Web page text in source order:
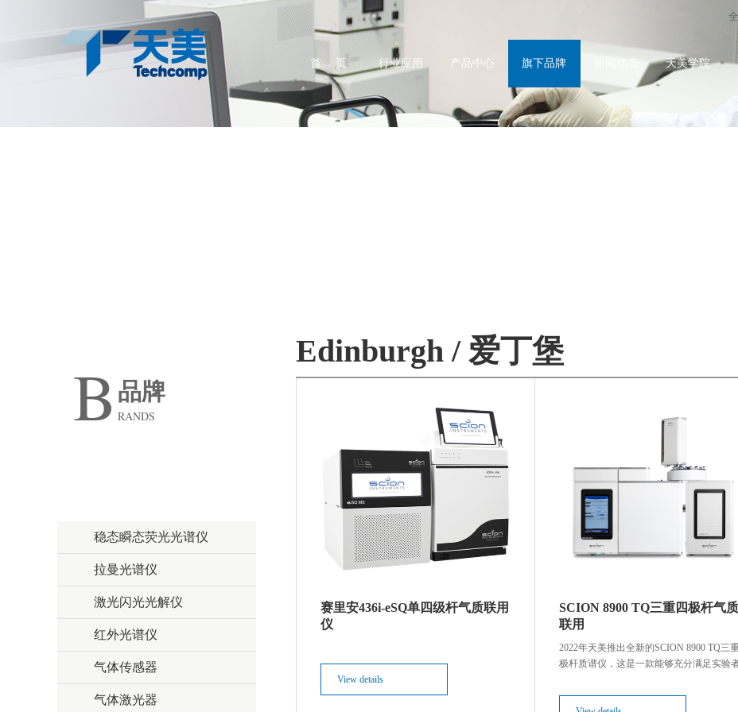
需要到您的邮箱完成验证才可登录
Scion
Edinburgh
Froilabo
首 页 行业应用 产品中心 旗下品牌 天美学院
B 品牌
RANDS
稳态瞬态荧光光谱仪
拉曼光谱仪
激光闪光光解仪
红外光谱仪
气体传感器
气体激光器
Edinburgh / 爱丁堡
赛里安436i-eSQ单四级杆气质联用
仪
View details
SCION 8900 TQ三重四极杆气质
联用
2022年天美推出全新的SCION 8900 TQ三
极杆质谱仪，这是一款能够充分满足实验
的气相色谱仪，SCION 8900 TQ系统重新定